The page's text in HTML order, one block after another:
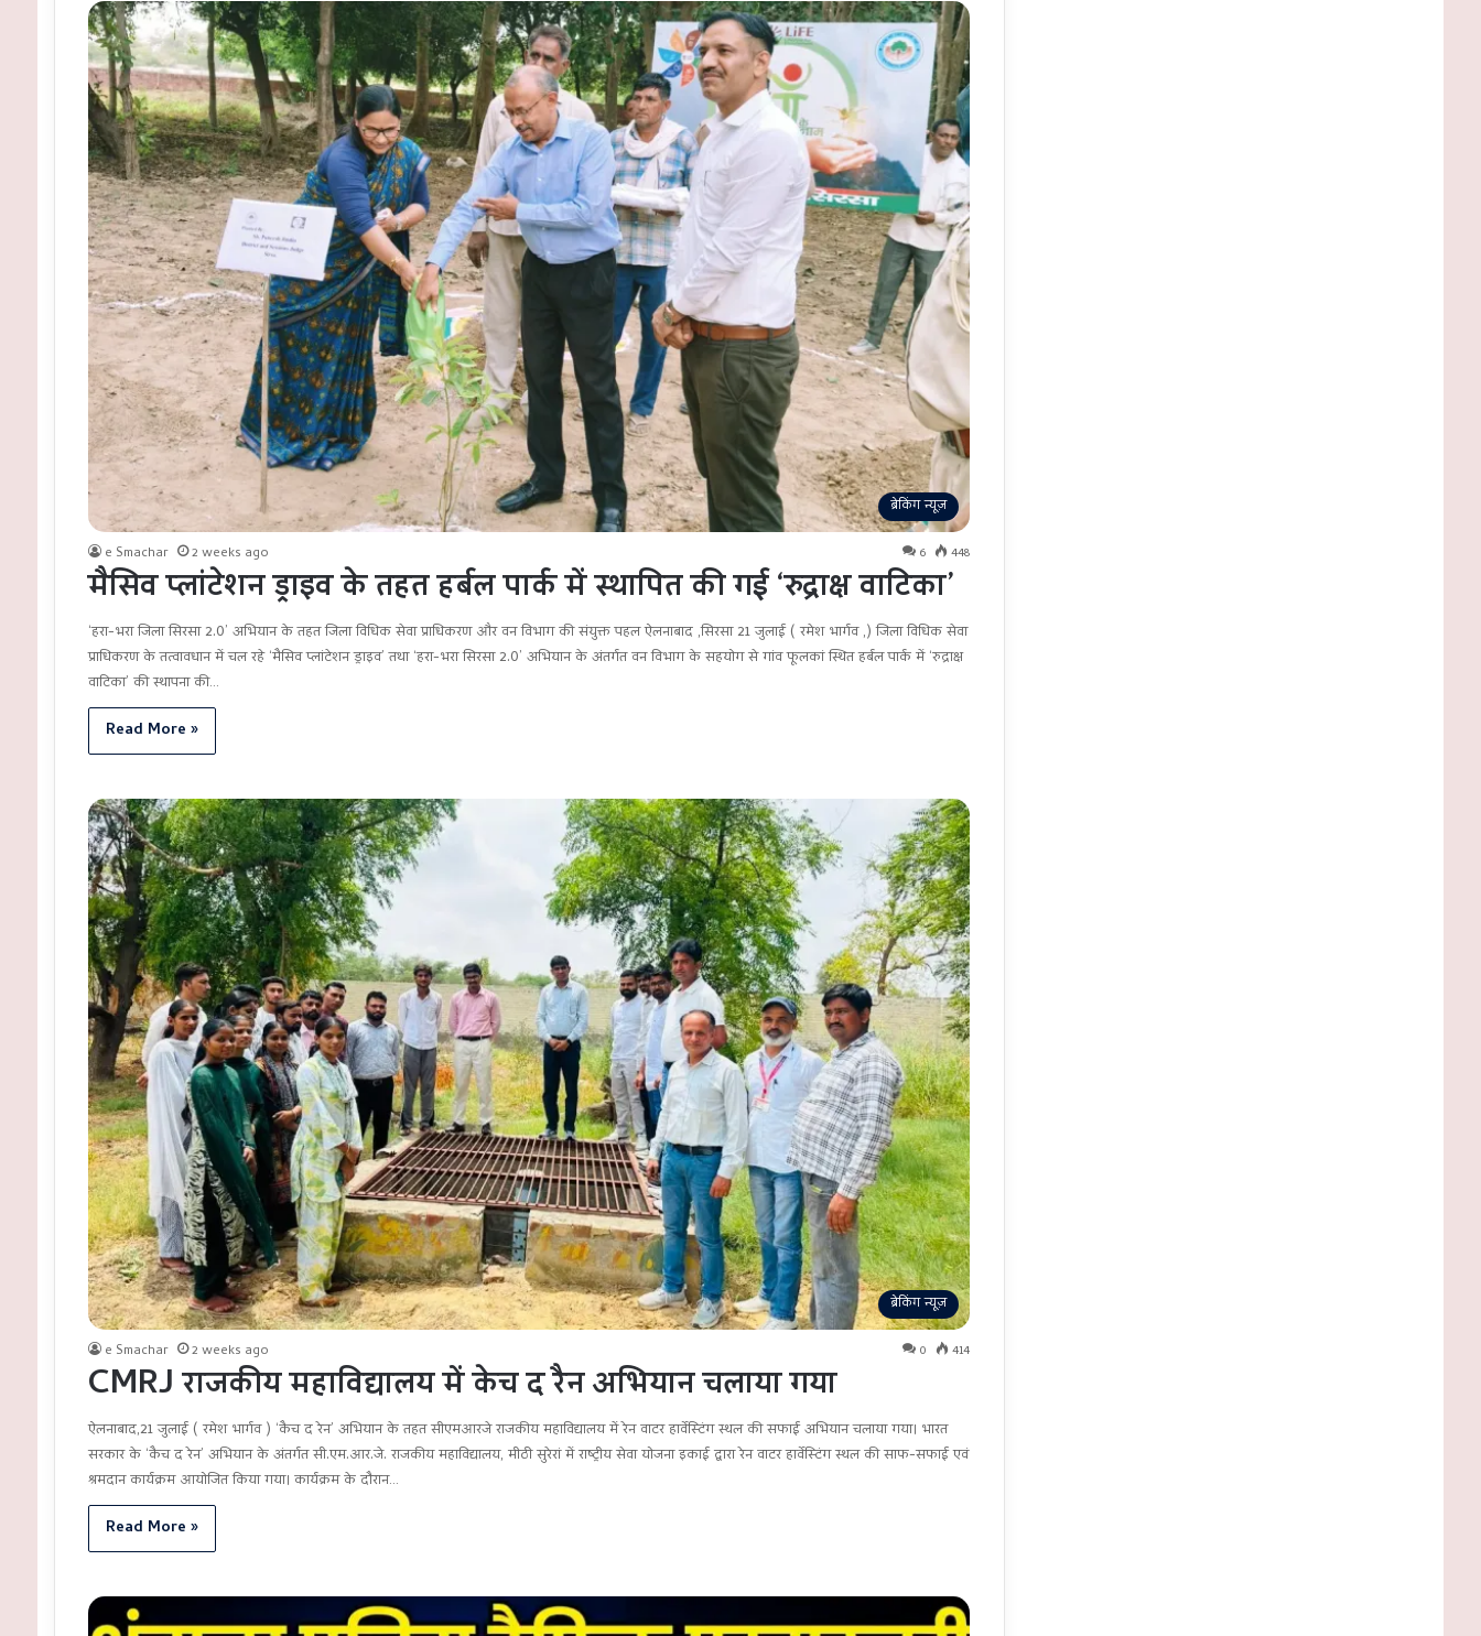
ब्रेकिंग न्यूज़
e Smachar 2 weeks ago 6 448
मैसिव प्लांटेशन ड्राइव के तहत हर्बल पार्क में स्थापित की गई ‘रुद्राक्ष वाटिका’
‘हरा-भरा जिला सिरसा 2.0’ अभियान के तहत जिला विधिक सेवा प्राधिकरण और वन विभाग की संयुक्त पहल ऐलनाबाद ,सिरसा 21 जुलाई ( रमेश भार्गव ,) जिला विधिक सेवा
प्राधिकरण के तत्वावधान में चल रहे ‘मैसिव प्लांटेशन ड्राइव’ तथा ‘हरा-भरा सिरसा 2.0’ अभियान के अंतर्गत वन विभाग के सहयोग से गांव फूलकां स्थित हर्बल पार्क में ‘रुद्राक्ष
वाटिका’ की स्थापना की…
Read More »
ब्रेकिंग न्यूज़
e Smachar 2 weeks ago 0 414
CMRJ राजकीय महाविद्यालय में केच द रैन अभियान चलाया गया
ऐलनाबाद,21 जुलाई ( रमेश भार्गव ) ‘कैच द रेन’ अभियान के तहत सीएमआरजे राजकीय महाविद्यालय में रेन वाटर हार्वेस्टिंग स्थल की सफाई अभियान चलाया गया। भारत
सरकार के ‘कैच द रेन’ अभियान के अंतर्गत सी.एम.आर.जे. राजकीय महाविद्यालय, मीठी सुरेरां में राष्ट्रीय सेवा योजना इकाई द्वारा रेन वाटर हार्वेस्टिंग स्थल की साफ-सफाई एवं
श्रमदान कार्यक्रम आयोजित किया गया। कार्यक्रम के दौरान…
Read More »